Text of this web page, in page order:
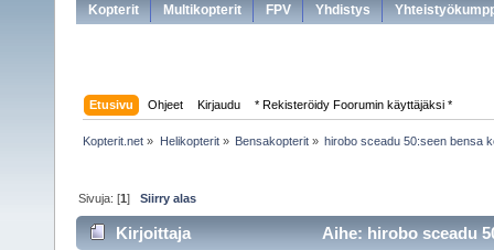
Kopterit Multikopterit FPV Yhdistys
Etusivu Ohjeet Kirjaudu * Rekisteröidy Foorumin käyttäjäksi *
Kopterit.net » Helikopterit» Bensakopterit» hirobo sceadu 50:seen bensa
Sivuja: [1]Siirry alas
Kirjoittaja Aihe: hirobo sceadu